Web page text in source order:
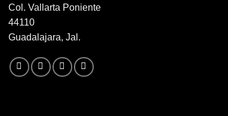
Col. Vallarta Poniente
44110
Guadalajara, Jal.